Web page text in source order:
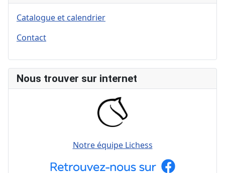
Catalogue et calendrier
Contact
Nous trouver sur internet
Notre équipe Lichess